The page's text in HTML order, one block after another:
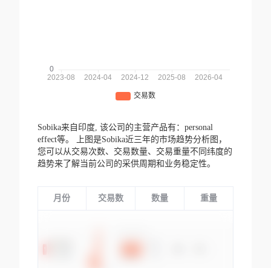
Sobika来自印度, 该公司的主营产品有：personal
effect等。
上图是Sobika近三年的市场趋势分析图，
您可以从交易次数、交易数量、交易重量不同纬度的
趋势来了解当前公司的采供周期和业务稳定性。
月份 交易数 数量 重量